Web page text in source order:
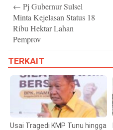
navigation
← Pj Gubernur Sulsel
Minta Kejelasan Status 18
Ribu Hektar Lahan
Pemprov
TERKAIT
Usai Tragedi KMP Tunu hingga